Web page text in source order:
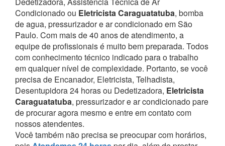
Condicionado ou Eletricista Caraguatatuba, bomba
de agua, pressurizador e ar condicionado em São
Paulo. Com mais de 40 anos de atendimento, a
equipe de profissionais é muito bem preparada. Todos
com conhecimento técnico indicado para o trabalho
em qualquer nível de complexidade. Portanto, se você
precisa de Encanador, Eletricista, Telhadista,
Desentupidora 24 horas ou Dedetizadora, Eletricista
Caraguatatuba, pressurizador e ar condicionado pare
de procurar agora mesmo e entre em contato com
nossos atendentes.
Você também não precisa se preocupar com horários,